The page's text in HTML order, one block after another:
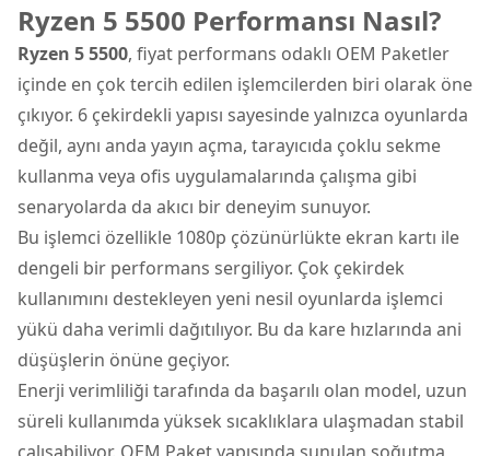
Ryzen 5 5500 Performansı Nasıl?
Ryzen 5 5500, fiyat performans odaklı OEM Paketler
içinde en çok tercih edilen işlemcilerden biri olarak öne
çıkıyor. 6 çekirdekli yapısı sayesinde yalnızca oyunlarda
değil, aynı anda yayın açma, tarayıcıda çoklu sekme
kullanma veya ofis uygulamalarında çalışma gibi
senaryolarda da akıcı bir deneyim sunuyor.
Bu işlemci özellikle 1080p çözünürlükte ekran kartı ile
dengeli bir performans sergiliyor. Çok çekirdek
kullanımını destekleyen yeni nesil oyunlarda işlemci
yükü daha verimli dağıtılıyor. Bu da kare hızlarında ani
düşüşlerin önüne geçiyor.
Enerji verimliliği tarafında da başarılı olan model, uzun
süreli kullanımda yüksek sıcaklıklara ulaşmadan stabil